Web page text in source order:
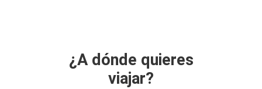
¿A dónde quieres
viajar?